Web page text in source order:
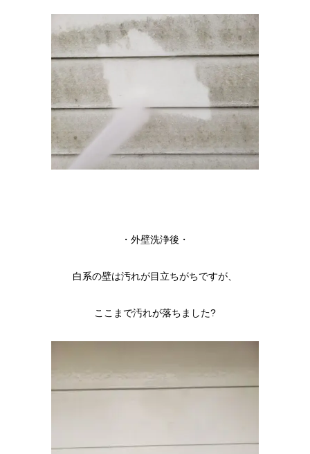
・外壁洗浄後・
白系の壁は汚れが目立ちがちですが、
ここまで汚れが落ちました?